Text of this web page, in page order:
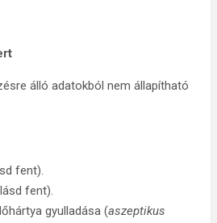
álló adatokból nem állapítható
fent).
fent).
gyulladása (aszeptikus